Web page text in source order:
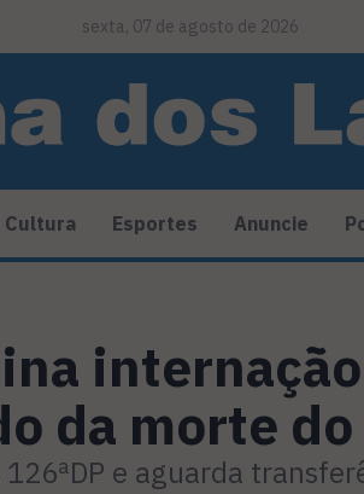
sexta, 07 de agosto de 2026
Cultura Esportes Anuncie
da morte do
e aguarda